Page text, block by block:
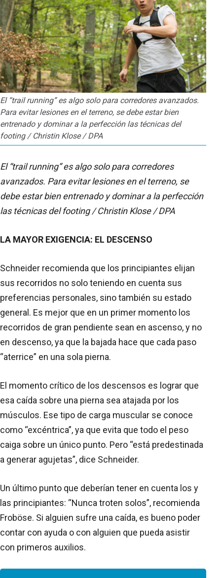
El “trail running” es algo solo para corredores avanzados.
Para evitar lesiones en el terreno, se debe estar bien
entrenado y dominar a la perfección las técnicas del
footing / Christin Klose / DPA
El “trail running” es algo solo para corredores
avanzados. Para evitar lesiones en el terreno, se
debe estar bien entrenado y dominar a la perfección
las técnicas del footing / Christin Klose / DPA
LA MAYOR EXIGENCIA: EL DESCENSO
Schneider recomienda que los principiantes elijan
sus recorridos no solo teniendo en cuenta sus
preferencias personales, sino también su estado
general. Es mejor que en un primer momento los
recorridos de gran pendiente sean en ascenso, y no
en descenso, ya que la bajada hace que cada paso
“aterrice” en una sola pierna.
El momento crítico de los descensos es lograr que
esa caída sobre una pierna sea atajada por los
músculos. Ese tipo de carga muscular se conoce
como “excéntrica”, ya que evita que todo el peso
caiga sobre un único punto. Pero “está predestinada
a generar agujetas”, dice Schneider.
Un último punto que deberían tener en cuenta los y
las principiantes: “Nunca troten solos”, recomienda
Froböse. Si alguien sufre una caída, es bueno poder
contar con ayuda o con alguien que pueda asistir
con primeros auxilios.